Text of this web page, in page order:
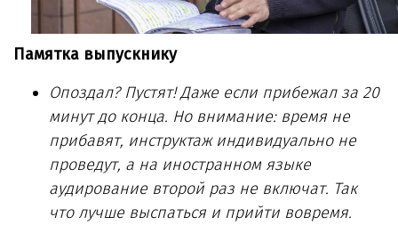
Памятка выпускнику
Опоздал? Пустят! Даже если прибежал за 20
минут до конца. Но внимание: время не
прибавят, инструктаж индивидуально не
проведут, а на иностранном языке
аудирование второй раз не включат. Так
что лучше выспаться и прийти вовремя.